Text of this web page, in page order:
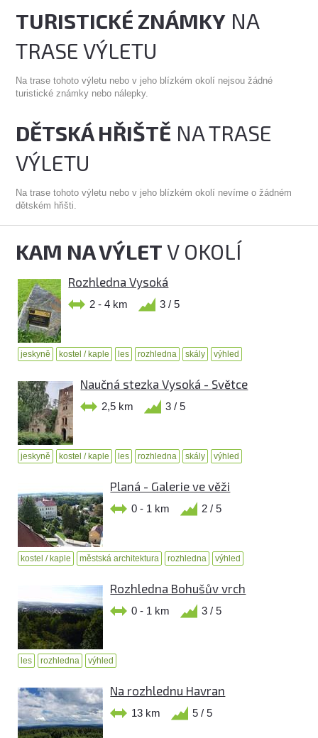
TURISTICKÉ ZNÁMKY NA
TRASE VÝLETU
Na trase tohoto výletu nebo v jeho blízkém okolí nejsou žádné
turistické známky nebo nálepky.
DĚTSKÁ HŘIŠTĚ NA TRASE
VÝLETU
Na trase tohoto výletu nebo v jeho blízkém okolí nevíme o žádném
dětském hřišti.
KAM NA VÝLETV OKOLÍ
Rozhledna Vysoká
2 - 4 km 3 / 5
jeskyně kostel / kaple les rozhledna skály výhled
Naučná stezka Vysoká - Světce
2,5 km 3 / 5
jeskyně kostel / kaple les rozhledna skály výhled
Planá - Galerie ve věži
0 - 1 km 2 / 5
kostel / kaple městská architektura rozhledna výhled
Rozhledna Bohušův vrch
0 - 1 km 3 / 5
les rozhledna výhled
Na rozhlednu Havran
13 km 5 / 5